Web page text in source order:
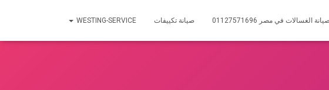
الغسالات في مصر 01127571696 صيانة تكييفات WESTING-SERVICE